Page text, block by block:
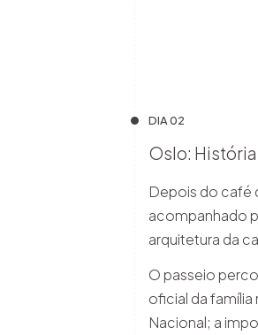
DIA 02
Oslo:
Depois do café
acompanhado
arquitetura da
O passeio
oficial da
Nacional; a